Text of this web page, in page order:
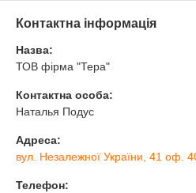
Контактна інформація
Назва:
ТОВ фірма "Тера"
Контактна особа:
Наталья Подус
Адреса:
вул. Незалежної України, 41 оф.
Телефон: